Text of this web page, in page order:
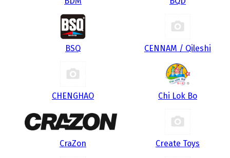
BSQ CENNAM / Qileshi
CHENGHAO Chi Lok Bo
CraZon Create Toys